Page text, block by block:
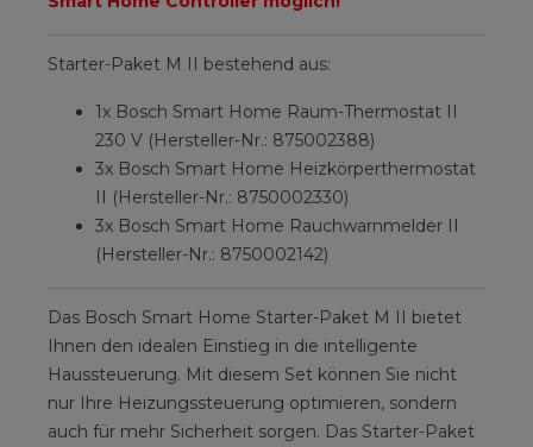
Starter-Paket M II bestehend aus:
1x Bosch Smart Home Raum-Thermostat II
230 V (Hersteller-Nr.: 875002388)
3x Bosch Smart Home Heizkörperthermostat
II (Hersteller-Nr.: 8750002330)
3x Bosch Smart Home Rauchwarnmelder II
(Hersteller-Nr.: 8750002142)
Das Bosch Smart Home Starter-Paket M II bietet
Ihnen den idealen Einstieg in die intelligente
Haussteuerung. Mit diesem Set können Sie nicht
nur Ihre Heizungssteuerung optimieren, sondern
auch für mehr Sicherheit sorgen. Das Starter-Paket